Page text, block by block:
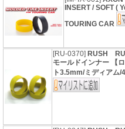
INSERT / SOFT (
TOURING CAR
[RU-0370] RUSH
モールドインナー 【
ト3.5mm/ミディアム/4